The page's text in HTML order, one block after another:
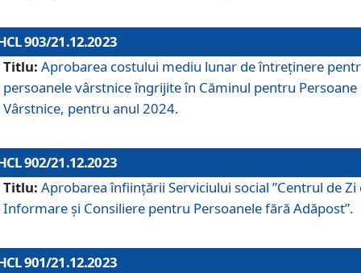
903/21.12.2023
Titlu: Aprobarea costului mediu lunar de întreţinere
persoanele vârstnice îngrijite în Căminul pentru Persoane
Vârstnice, pentru anul 2024.
902/21.12.2023
Titlu: Aprobarea înființării Serviciului social ”Centrul de Zi
Informare și Consiliere pentru Persoanele fără Adăpost”.
901/21.12.2023